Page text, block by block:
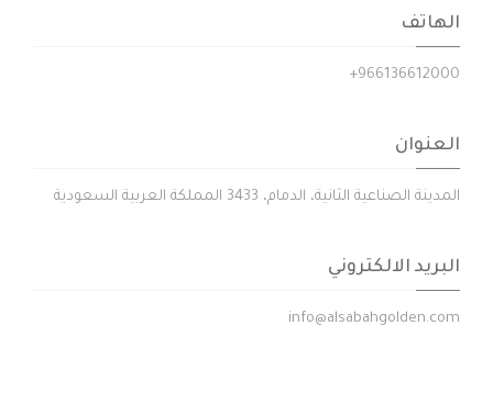
الهاتف
966136612000
+
العنوان
المدينة الصناعية الثانية، الدمام، 3433 المملكة العربية السعودية
البريد الالكتروني
info@alsabahgolden.com